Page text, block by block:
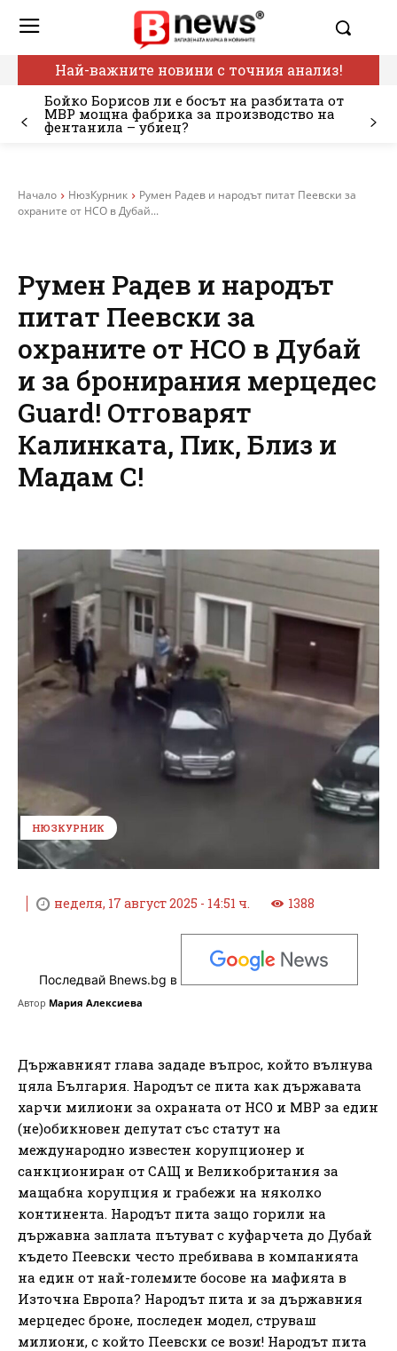
Най-важните новини с точния анализ!
Бойко Борисов ли е босът на разбитата от
МВР мощна фабрика за производство на
фентанила – убиец?
Начало НюзКурник
Румен Радев и народът питат Пеевски за
охраните от НСО в Дубай...
Румен Радев и народът
питат Пеевски за
охраните от НСО в Дубай
и за бронирания мерцедес
Guard! Отговарят
Калинката, Пик, Близ и
Мадам С!
НЮЗКУРНИК
неделя, 17 август 2025 - 14:51 ч. 1388
Последвай Bnews.bg в
Автор Мария Алексиева
Държавният глава зададе въпрос, който вълнува
цяла България. Народът се пита как държавата
харчи милиони за охраната от НСО и МВР за един
(не)обикновен депутат със статут на
международно известен корупционер и
санкциониран от САЩ и Великобритания за
мащабна корупция и грабежи на няколко
континента. Народът пита защо горили на
държавна заплата пътуват с куфарчета до Дубай
където Пеевски често пребивава в компанията
на един от най-големите босове на мафията в
Източна Европа? Народът пита и за държавния
мерцедес броне, последен модел, струваш
милиони, с който Пеевски се вози! Народът пита